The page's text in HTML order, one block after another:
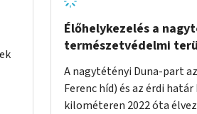
Élőhelykezelés a
természetvédelmi
A nagytétényi Duna-part
Ferenc híd) és az érdi
kilométeren 2022 óta